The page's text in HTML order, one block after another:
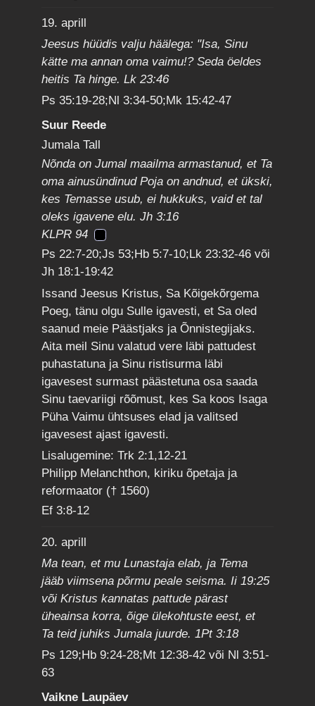
19. aprill
Jeesus hüüdis valju häälega: "Isa, Sinu
kätte ma annan oma vaimu!? Seda öeldes
heitis Ta hinge. Lk 23:46
Ps 35:19-28;Nl 3:34-50;Mk 15:42-47
Suur Reede
Jumala Tall
Nõnda on Jumal maailma armastanud, et Ta
oma ainusündinud Poja on andnud, et ükski,
kes Temasse usub, ei hukkuks, vaid et tal
oleks igavene elu. Jh 3:16
KLPR 94
Ps 22:7-20;Js 53;Hb 5:7-10;Lk 23:32-46 või
Jh 18:1-19:42
Issand Jeesus Kristus, Sa Kõigekõrgema
Poeg, tänu olgu Sulle igavesti, et Sa oled
saanud meie Päästjaks ja Õnnistegijaks.
Aita meil Sinu valatud vere läbi pattudest
puhastatuna ja Sinu ristisurma läbi
igavesest surmast päästetuna osa saada
Sinu taevariigi rõõmust, kes Sa koos Isaga
Püha Vaimu ühtsuses elad ja valitsed
igavesest ajast igavesti.
Lisalugemine: Trk 2:1,12-21
Philipp Melanchthon, kiriku õpetaja ja
reformaator († 1560)
Ef 3:8-12
20. aprill
Ma tean, et mu Lunastaja elab, ja Tema
jääb viimsena põrmu peale seisma. Ii 19:25
või Kristus kannatas pattude pärast
üheainsa korra, õige ülekohtuste eest, et
Ta teid juhiks Jumala juurde. 1Pt 3:18
Ps 129;Hb 9:24-28;Mt 12:38-42 või Nl 3:51-
63
Vaikne Laupäev